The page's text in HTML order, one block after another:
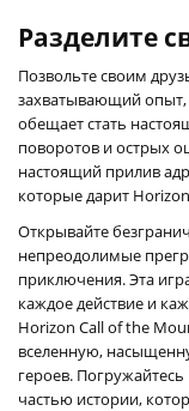
Разделите
Позвольте своим
захватывающий опыт,
обещает стать
поворотов и острых
настоящий прилив
которые дарит
Открывайте
непреодолимые
приключения. Эта
каждое действие и
Horizon Call of the
вселенную,
героев.
частью истории,